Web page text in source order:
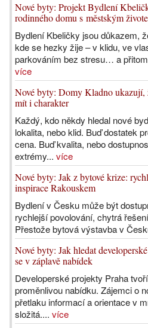
Nové byty: Projekt Bydlení
rodinného domu s městským
Bydlení Kbeličky jsou důkazem,
kde se hezky žije – v klidu, ve
parkováním bez stresu… a
více
Nové byty: Domy Kladno ukazují,
mít i charakter
Každý, kdo někdy hledal nové
lokalita, nebo klid. Buď dostatek
cena. Buď kvalita, nebo
extrémy... více
Nové byty: Jak z bytové krize:
inspirace Rakouskem
Bydlení v Česku může být
rychlejší povolování, chytrá
Přestože bytová výstavba v
Nové byty: Jak hledat
se v záplavě nabídek
Developerské projekty Praha
proměnlivou nabídku. Zájemci o
přetlaku informací a orientace v
složitá.... více